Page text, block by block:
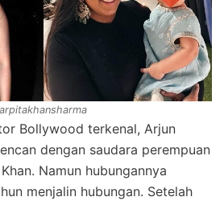
Bollywood terkenal, Arjun
dengan saudara perempuan
Namun hubungannya
menjalin hubungan. Setelah